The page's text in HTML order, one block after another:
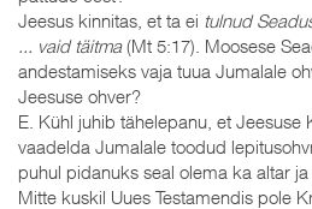
Jeesus kinnitas, et ta ei tulnud
... vaid täitma(Mt 5:17). Moosese
andestamiseks vaja tuua Jumalale
Jeesuse ohver?
E. Kühl juhib tähelepanu, et Jeesuse
vaadelda Jumalale toodud
puhul pidanuks seal olema ka altar
Mitte kuskil Uues Testamendis pole